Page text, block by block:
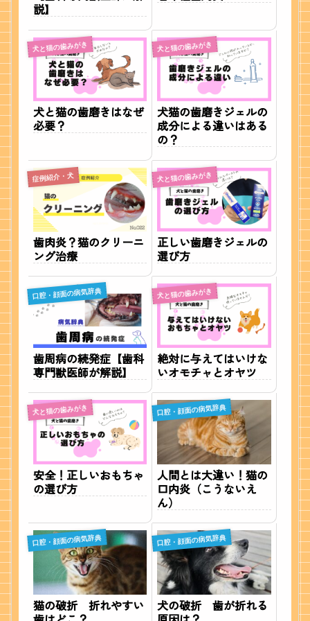
説】
犬と猫の歯みがき
犬と猫の歯磨きはなぜ
必要？
犬と猫の歯みがき
犬猫の歯磨きジェルの
成分による違いはある
の？
症例紹介・犬
歯肉炎？猫のクリーニ
ング治療
犬と猫の歯みがき
正しい歯磨きジェルの
選び方
口腔・顔面の病気辞典
歯周病の続発症【歯科
専門獣医師が解説】
犬と猫の歯みがき
絶対に与えてはいけな
いオモチャとオヤツ
犬と猫の歯みがき
安全！正しいおもちゃ
の選び方
口腔・顔面の病気辞典
人間とは大違い！猫の
口内炎（こうないえ
ん）
口腔・顔面の病気辞典
猫の破折 折れやすい
口腔・顔面の病気辞典
犬の破折 歯が折れる